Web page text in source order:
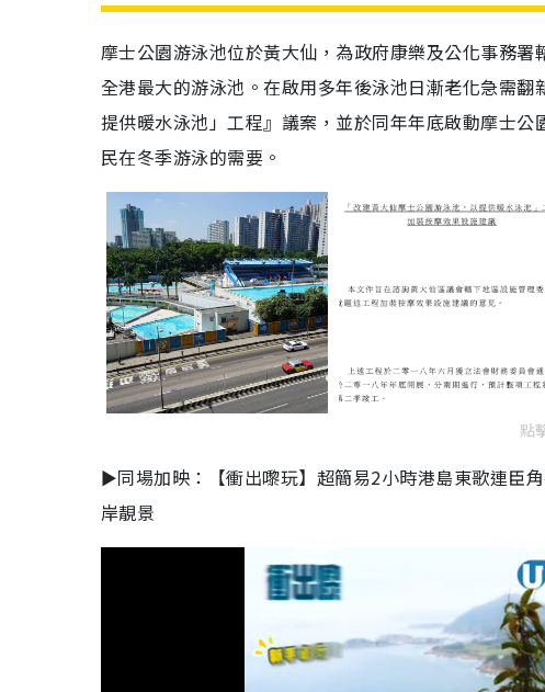
摩士公園游泳池位於黃大仙，為政府康樂及公化事務
全港最大的游泳池。在啟用多年後泳池日漸老化急需
提供暖水泳池」工程』議案，並於同年年底啟動摩士
民在冬季游泳的需要。
點
►同場加映：【衝出嚟玩】超簡易2小時港島東歌連臣
岸靚景